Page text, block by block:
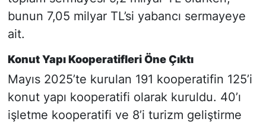
bunun 7,05 milyar TL’si yabancı sermayeye
ait.
Konut Yapı Kooperatifleri Öne Çıktı
Mayıs 2025’te kurulan 191 kooperatifin 125’i
konut yapı kooperatifi olarak kuruldu. 40’ı
işletme kooperatifi ve 8’i turizm geliştirme